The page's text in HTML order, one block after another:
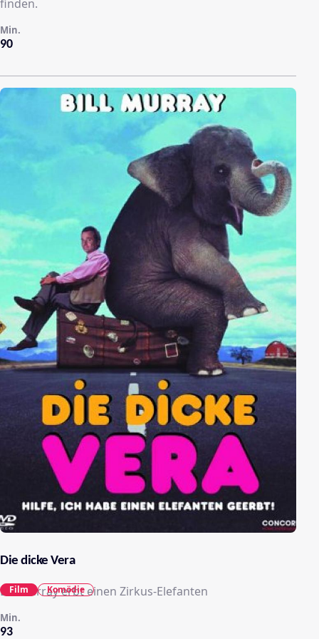
finden.
90
Min.
Die dicke Vera
Bill Murray erbt einen Zirkus-Elefanten
93
Min.
Film Komödie